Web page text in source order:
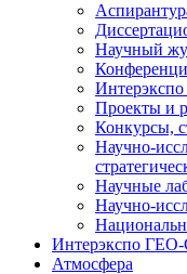
Научный
Проекты и
Конкурсы,
Научно-
Научные
Научно-
Интерэкспо
Атмосфера